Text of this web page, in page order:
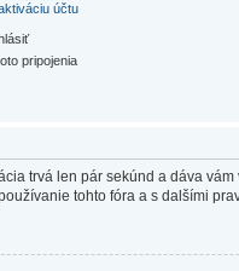
účtu
pripojenia
trvá len pár sekúnd a dáva
tohto fóra a s dalšími